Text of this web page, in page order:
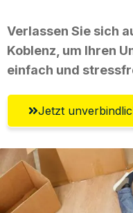
Verlassen Sie sich
Koblenz, um Ihren
einfach und
Jetzt